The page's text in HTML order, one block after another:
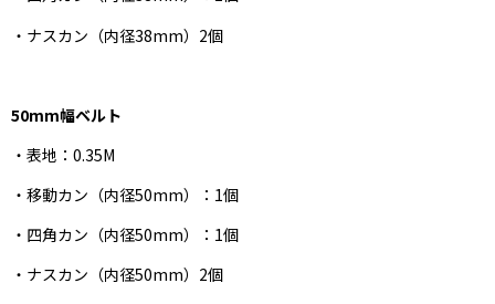
・ナスカン（内径38mm）2個
50mm幅ベルト
・表地：0.35M
・移動カン（内径50mm）：1個
・四角カン（内径50mm）：1個
・ナスカン（内径50mm）2個